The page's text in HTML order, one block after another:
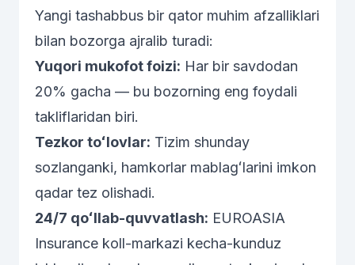
Yangi tashabbus bir qator muhim afzalliklari
bilan bozorga ajralib turadi:
Yuqori mukofot foizi: Har bir savdodan
20% gacha — bu bozorning eng foydali
takliflaridan biri.
Tezkor toʻlovlar: Tizim shunday
sozlanganki, hamkorlar mablagʻlarini imkon
qadar tez olishadi.
24/7 qoʻllab-quvvatlash: EUROASIA
Insurance koll-markazi kecha-kunduz